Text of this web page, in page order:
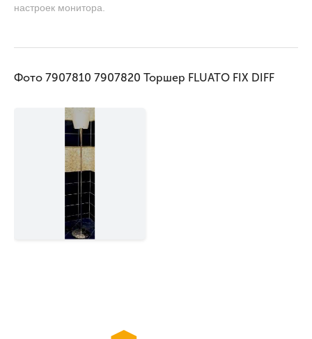
настроек монитора.
Фото 7907810 7907820 Торшер FLUATO FIX DIFF